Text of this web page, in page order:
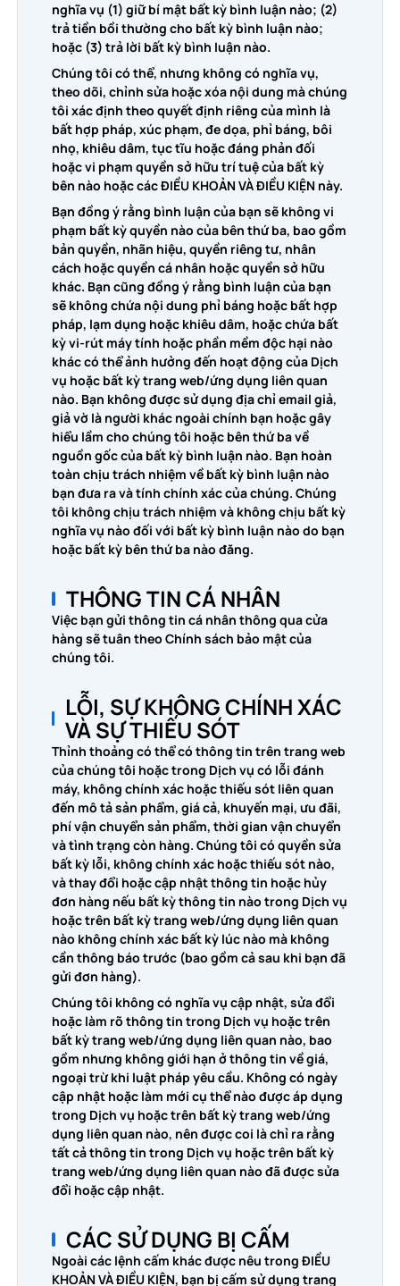
nghĩa vụ (1) giữ bí mật bất kỳ bình luận nào; (2)
trả tiền bồi thường cho bất kỳ bình luận nào;
hoặc (3) trả lời bất kỳ bình luận nào.
Chúng tôi có thể, nhưng không có nghĩa vụ,
theo dõi, chỉnh sửa hoặc xóa nội dung mà chúng
tôi xác định theo quyết định riêng của mình là
bất hợp pháp, xúc phạm, đe dọa, phỉ báng, bôi
nhọ, khiêu dâm, tục tĩu hoặc đáng phản đối
hoặc vi phạm quyền sở hữu trí tuệ của bất kỳ
bên nào hoặc các ĐIỀU KHOẢN VÀ ĐIỀU KIỆN này.
Bạn đồng ý rằng bình luận của bạn sẽ không vi
phạm bất kỳ quyền nào của bên thứ ba, bao gồm
bản quyền, nhãn hiệu, quyền riêng tư, nhân
cách hoặc quyền cá nhân hoặc quyền sở hữu
khác. Bạn cũng đồng ý rằng bình luận của bạn
sẽ không chứa nội dung phỉ báng hoặc bất hợp
pháp, lạm dụng hoặc khiêu dâm, hoặc chứa bất
kỳ vi-rút máy tính hoặc phần mềm độc hại nào
khác có thể ảnh hưởng đến hoạt động của Dịch
vụ hoặc bất kỳ trang web/ứng dụng liên quan
nào. Bạn không được sử dụng địa chỉ email giả,
giả vờ là người khác ngoài chính bạn hoặc gây
hiểu lầm cho chúng tôi hoặc bên thứ ba về
nguồn gốc của bất kỳ bình luận nào. Bạn hoàn
toàn chịu trách nhiệm về bất kỳ bình luận nào
bạn đưa ra và tính chính xác của chúng. Chúng
tôi không chịu trách nhiệm và không chịu bất kỳ
nghĩa vụ nào đối với bất kỳ bình luận nào do bạn
hoặc bất kỳ bên thứ ba nào đăng.
THÔNG TIN CÁ NHÂN
Việc bạn gửi thông tin cá nhân thông qua cửa
hàng sẽ tuân theo Chính sách bảo mật của
chúng tôi.
LỖI, SỰ KHÔNG CHÍNH XÁC
VÀ SỰ THIẾU SÓT
Thỉnh thoảng có thể có thông tin trên trang web
của chúng tôi hoặc trong Dịch vụ có lỗi đánh
máy, không chính xác hoặc thiếu sót liên quan
đến mô tả sản phẩm, giá cả, khuyến mại, ưu đãi,
phí vận chuyển sản phẩm, thời gian vận chuyển
và tình trạng còn hàng. Chúng tôi có quyền sửa
bất kỳ lỗi, không chính xác hoặc thiếu sót nào,
và thay đổi hoặc cập nhật thông tin hoặc hủy
đơn hàng nếu bất kỳ thông tin nào trong Dịch vụ
hoặc trên bất kỳ trang web/ứng dụng liên quan
nào không chính xác bất kỳ lúc nào mà không
cần thông báo trước (bao gồm cả sau khi bạn đã
gửi đơn hàng).
Chúng tôi không có nghĩa vụ cập nhật, sửa đổi
hoặc làm rõ thông tin trong Dịch vụ hoặc trên
bất kỳ trang web/ứng dụng liên quan nào, bao
gồm nhưng không giới hạn ở thông tin về giá,
ngoại trừ khi luật pháp yêu cầu. Không có ngày
cập nhật hoặc làm mới cụ thể nào được áp dụng
trong Dịch vụ hoặc trên bất kỳ trang web/ứng
dụng liên quan nào, nên được coi là chỉ ra rằng
tất cả thông tin trong Dịch vụ hoặc trên bất kỳ
trang web/ứng dụng liên quan nào đã được sửa
đổi hoặc cập nhật.
CÁC SỬ DỤNG BỊ CẤM
Ngoài các lệnh cấm khác được nêu trong ĐIỀU
KHOẢN VÀ ĐIỀU KIỆN, bạn bị cấm sử dụng trang